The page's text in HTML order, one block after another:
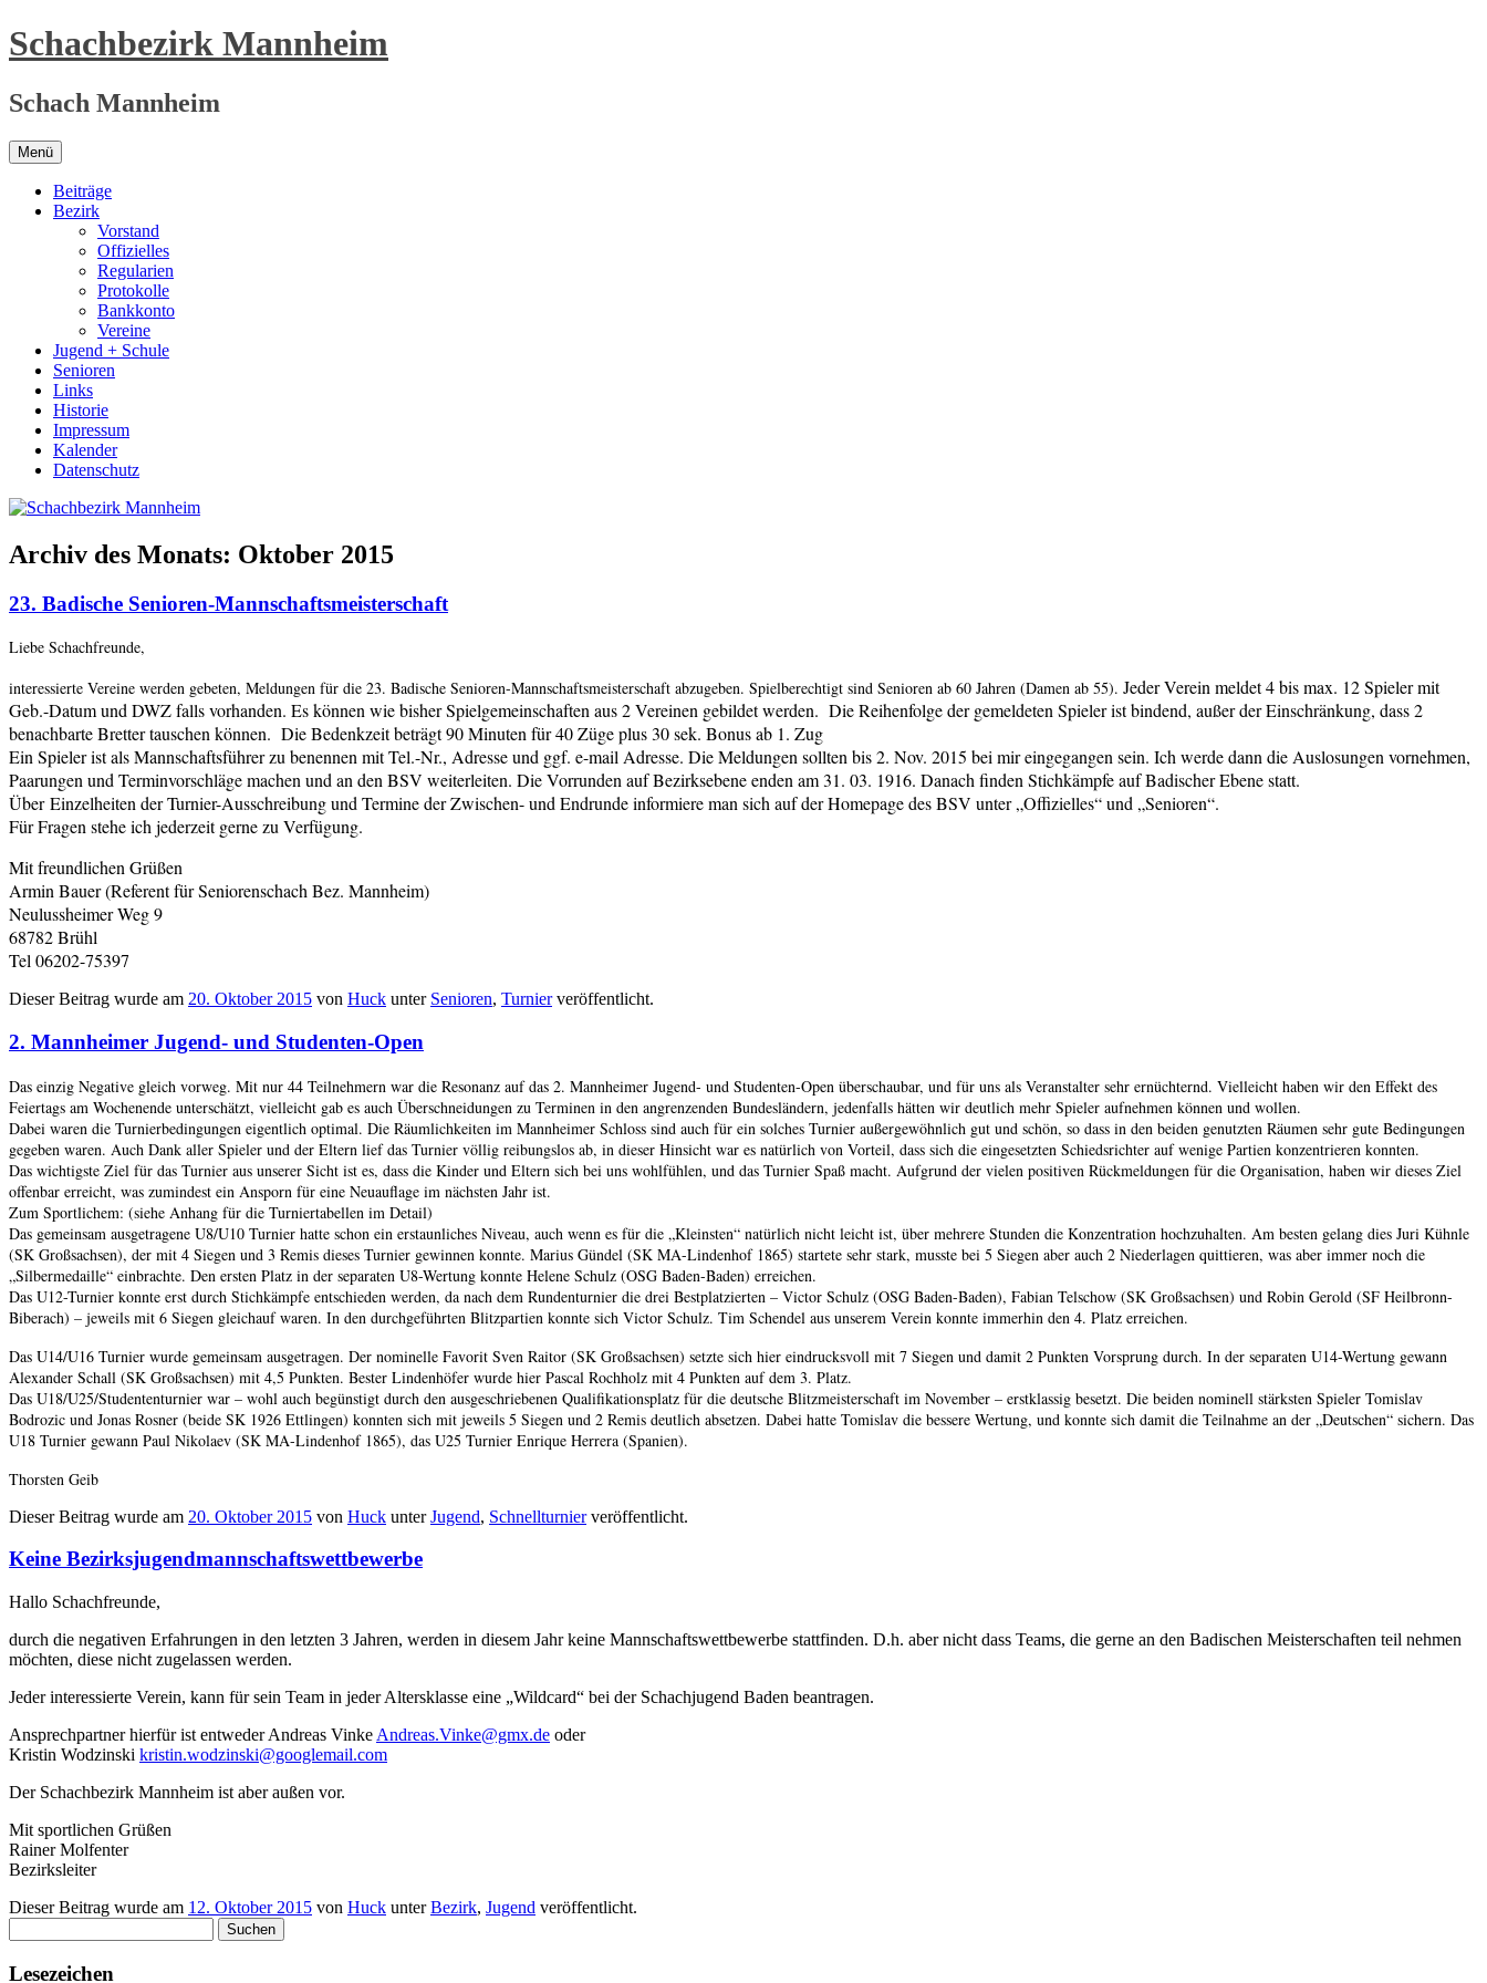
Zum
Inhalt
Schachbezirk Mannheim
Schach Mannheim
Menü
Beiträge
Bezirk
Vorstand
Offizielles
Regularien
Protokolle
Bankkonto
Vereine
Jugend + Schule
Senioren
Links
Historie
Impressum
Kalender
Datenschutz
Archiv des Monats: Oktober 2015
23. Badische Senioren-Mannschaftsmeisterschaft
Liebe Schachfreunde,
interessierte Vereine werden gebeten, Meldungen für die 23. Badische Senioren-Mannschaftsmeisterschaft abzugeben. Spielberechtigt sind Senioren ab 60 Jahren (Damen ab 55). Jeder Verein meldet 4 bis max. 12 Spieler mit
Geb.-Datum und DWZ falls vorhanden. Es können wie bisher Spielgemeinschaften aus 2 Vereinen gebildet werden. Die Reihenfolge der gemeldeten Spieler ist bindend, außer der Einschränkung, dass 2
benachbarte Bretter tauschen können. Die Bedenkzeit beträgt 90 Minuten für 40 Züge plus 30 sek. Bonus ab 1. Zug
Ein Spieler ist als Mannschaftsführer zu benennen mit Tel.-Nr., Adresse und ggf. e-mail Adresse. Die Meldungen sollten bis 2. Nov. 2015 bei mir eingegangen sein. Ich werde dann die Auslosungen vornehmen,
Paarungen und Terminvorschläge machen und an den BSV weiterleiten. Die Vorrunden auf Bezirksebene enden am 31. 03. 1916. Danach finden Stichkämpfe auf Badischer Ebene statt.
Über Einzelheiten der Turnier-Ausschreibung und Termine der Zwischen- und Endrunde informiere man sich auf der Homepage des BSV unter „Offizielles“ und „Senioren“.
Für Fragen stehe ich jederzeit gerne zu Verfügung.
Mit freundlichen Grüßen
Armin Bauer (Referent für Seniorenschach Bez. Mannheim)
Neulussheimer Weg 9
68782 Brühl
Tel 06202-75397
Dieser Beitrag wurde am 20. Oktober 2015 von Huck unter Senioren, Turnierveröffentlicht.
2. Mannheimer Jugend- und Studenten-Open
Das einzig Negative gleich vorweg. Mit nur 44 Teilnehmern war die Resonanz auf das 2. Mannheimer Jugend- und Studenten-Open überschaubar, und für uns als Veranstalter sehr ernüchternd. Vielleicht haben wir den Effekt des
Feiertags am Wochenende unterschätzt, vielleicht gab es auch Überschneidungen zu Terminen in den angrenzenden Bundesländern, jedenfalls hätten wir deutlich mehr Spieler aufnehmen können und wollen.
Dabei waren die Turnierbedingungen eigentlich optimal. Die Räumlichkeiten im Mannheimer Schloss sind auch für ein solches Turnier außergewöhnlich gut und schön, so dass in den beiden genutzten Räumen sehr gute Bedingungen
gegeben waren. Auch Dank aller Spieler und der Eltern lief das Turnier völlig reibungslos ab, in dieser Hinsicht war es natürlich von Vorteil, dass sich die eingesetzten Schiedsrichter auf wenige Partien konzentrieren konnten.
Das wichtigste Ziel für das Turnier aus unserer Sicht ist es, dass die Kinder und Eltern sich bei uns wohlfühlen, und das Turnier Spaß macht. Aufgrund der vielen positiven Rückmeldungen für die Organisation, haben wir dieses Ziel
offenbar erreicht, was zumindest ein Ansporn für eine Neuauflage im nächsten Jahr ist.
Zum Sportlichem: (siehe Anhang für die Turniertabellen im Detail)
Das gemeinsam ausgetragene U8/U10 Turnier hatte schon ein erstaunliches Niveau, auch wenn es für die „Kleinsten“ natürlich nicht leicht ist, über mehrere Stunden die Konzentration hochzuhalten. Am besten gelang dies Juri Kühnle
(SK Großsachsen), der mit 4 Siegen und 3 Remis dieses Turnier gewinnen konnte. Marius Gündel (SK MA-Lindenhof 1865) startete sehr stark, musste bei 5 Siegen aber auch 2 Niederlagen quittieren, was aber immer noch die
„Silbermedaille“ einbrachte. Den ersten Platz in der separaten U8-Wertung konnte Helene Schulz (OSG Baden-Baden) erreichen.
Das U12-Turnier konnte erst durch Stichkämpfe entschieden werden, da nach dem Rundenturnier die drei Bestplatzierten – Victor Schulz (OSG Baden-Baden), Fabian Telschow (SK Großsachsen) und Robin Gerold (SF Heilbronn-
Biberach) – jeweils mit 6 Siegen gleichauf waren. In den durchgeführten Blitzpartien konnte sich Victor Schulz. Tim Schendel aus unserem Verein konnte immerhin den 4. Platz erreichen.
Das U14/U16 Turnier wurde gemeinsam ausgetragen. Der nominelle Favorit Sven Raitor (SK Großsachsen) setzte sich hier eindrucksvoll mit 7 Siegen und damit 2 Punkten Vorsprung durch. In der separaten U14-Wertung gewann
Alexander Schall (SK Großsachsen) mit 4,5 Punkten. Bester Lindenhöfer wurde hier Pascal Rochholz mit 4 Punkten auf dem 3. Platz.
Das U18/U25/Studententurnier war – wohl auch begünstigt durch den ausgeschriebenen Qualifikationsplatz für die deutsche Blitzmeisterschaft im November – erstklassig besetzt. Die beiden nominell stärksten Spieler Tomislav
Bodrozic und Jonas Rosner (beide SK 1926 Ettlingen) konnten sich mit jeweils 5 Siegen und 2 Remis deutlich absetzen. Dabei hatte Tomislav die bessere Wertung, und konnte sich damit die Teilnahme an der „Deutschen“ sichern. Das
U18 Turnier gewann Paul Nikolaev (SK MA-Lindenhof 1865), das U25 Turnier Enrique Herrera (Spanien).
Thorsten Geib
Dieser Beitrag wurde am 20. Oktober 2015 von Huck unterJugend, Schnellturnierveröffentlicht.
Keine Bezirksjugendmannschaftswettbewerbe
Hallo Schachfreunde,
durch die negativen Erfahrungen in den letzten 3 Jahren, werden in diesem Jahr keine Mannschaftswettbewerbe stattfinden. D.h. aber nicht dass Teams, die gerne an den Badischen Meisterschaften teil nehmen
möchten, diese nicht zugelassen werden.
Jeder interessierte Verein, kann für sein Team in jeder Altersklasse eine „Wildcard“ bei der Schachjugend Baden beantragen.
Ansprechpartner hierfür ist entweder Andreas Vinke Andreas.Vinke@gmx.de oder
Kristin Wodzinski kristin.wodzinski@googlemail.com
Der Schachbezirk Mannheim ist aber außen vor.
Mit sportlichen Grüßen
Rainer Molfenter
Bezirksleiter
Dieser Beitrag wurde am 12. Oktober 2015 von Huck unterBezirk, Jugend veröffentlicht.
nach:
Lesezeichen